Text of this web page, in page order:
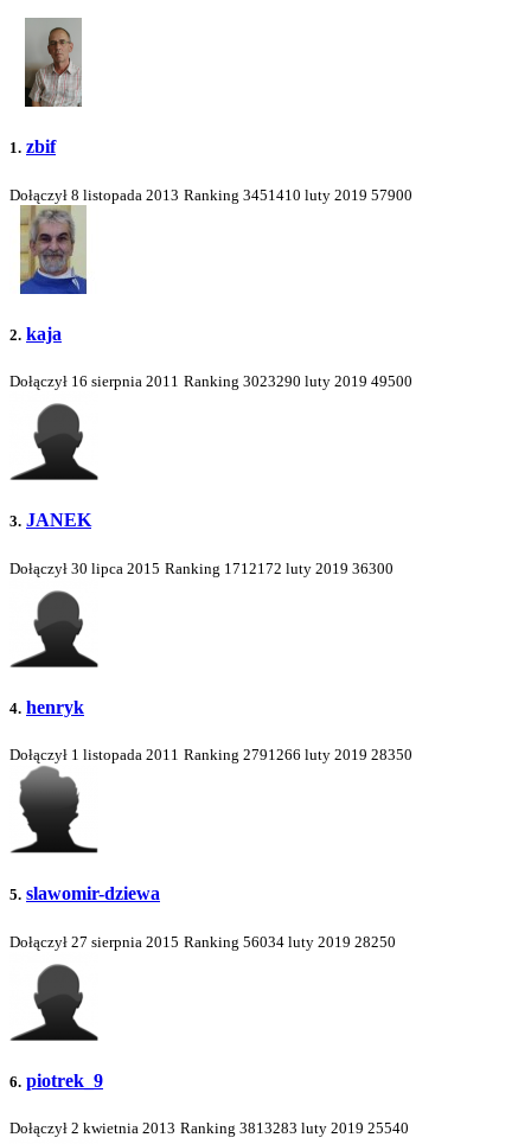
1. zbif
Dołączył 8 listopada 2013 Ranking 3451410 luty 2019 57900
2. kaja
Dołączył 16 sierpnia 2011 Ranking 3023290 luty 2019 49500
3. JANEK
Dołączył 30 lipca 2015 Ranking 1712172 luty 2019 36300
4. henryk
Dołączył 1 listopada 2011 Ranking 2791266 luty 2019 28350
5. slawomir-dziewa
Dołączył 27 sierpnia 2015 Ranking 56034 luty 2019 28250
6. piotrek_9
Dołączył 2 kwietnia 2013 Ranking 3813283 luty 2019 25540